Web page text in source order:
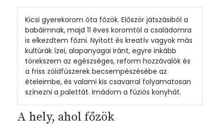
Kicsi gyerekorom óta főzök. Először játszásiból a
babáimnak, majd 11 éves koromtól a családomra
is elkezdtem főzni. Nyitott és kreatív vagyok más
kultúrák ízei, alapanyagai iránt, egyre inkább
törekszem az egészséges, reform hozzávalók és
a friss zöldfűszerek becsempészésébe az
ételeimbe, és valami kis csavarral folyamatosan
színezni a palettát. Imádom a fúziós konyhát.
A hely, ahol főzök